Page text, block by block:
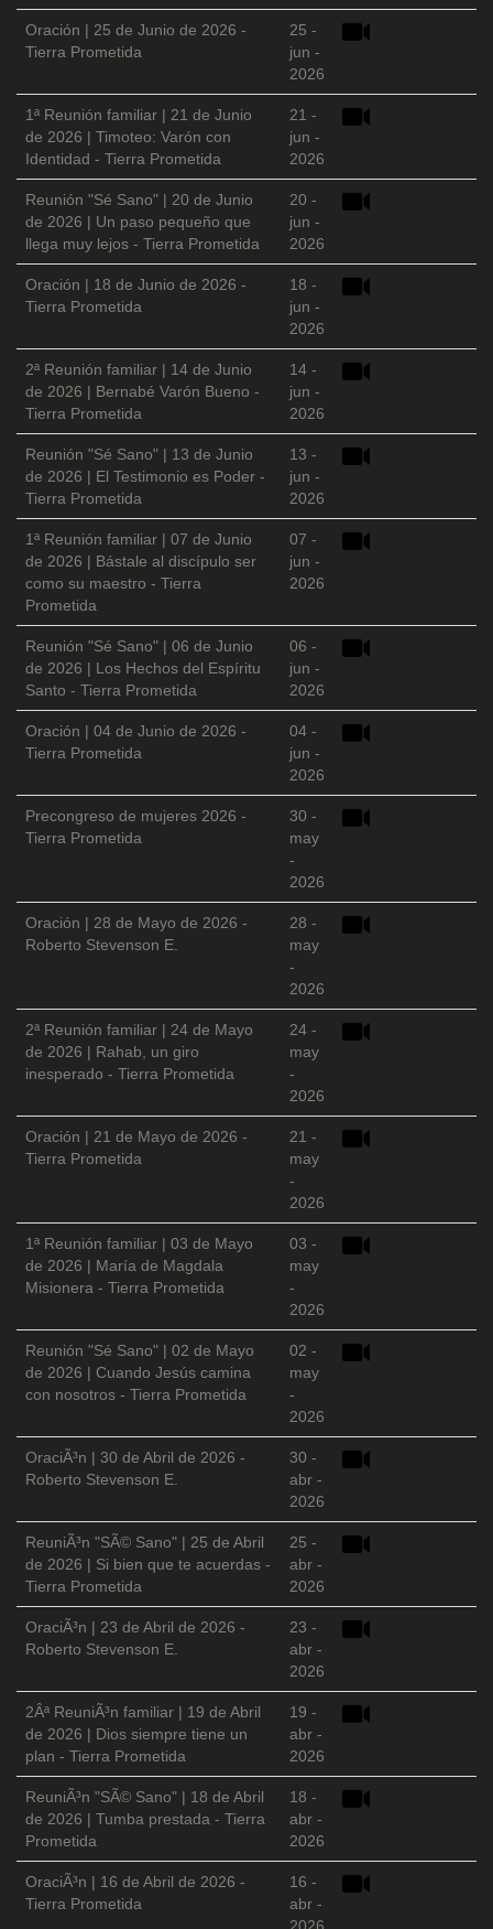
Oración | 25 de Junio de 2026 -
Tierra Prometida
25 -
jun -
2026
1ª Reunión familiar | 21 de Junio
de 2026 | Timoteo: Varón con
Identidad - Tierra Prometida
21 -
jun -
2026
Reunión "Sé Sano" | 20 de Junio
de 2026 | Un paso pequeño que
llega muy lejos - Tierra Prometida
20 -
jun -
2026
Oración | 18 de Junio de 2026 -
Tierra Prometida
18 -
jun -
2026
2ª Reunión familiar | 14 de Junio
de 2026 | Bernabé Varón Bueno -
Tierra Prometida
14 -
jun -
2026
Reunión "Sé Sano" | 13 de Junio
de 2026 | El Testimonio es Poder -
Tierra Prometida
13 -
jun -
2026
1ª Reunión familiar | 07 de Junio
de 2026 | Bástale al discípulo ser
como su maestro - Tierra
Prometida
07 -
jun -
2026
Reunión "Sé Sano" | 06 de Junio
de 2026 | Los Hechos del Espíritu
Santo - Tierra Prometida
06 -
jun -
2026
Oración | 04 de Junio de 2026 -
Tierra Prometida
04 -
jun -
2026
Precongreso de mujeres 2026 -
Tierra Prometida
30 -
may
-
2026
Oración | 28 de Mayo de 2026 -
Roberto Stevenson E.
28 -
may
-
2026
2ª Reunión familiar | 24 de Mayo
de 2026 | Rahab, un giro
inesperado - Tierra Prometida
24 -
may
-
2026
Oración | 21 de Mayo de 2026 -
Tierra Prometida
21 -
may
-
2026
1ª Reunión familiar | 03 de Mayo
de 2026 | María de Magdala
Misionera - Tierra Prometida
03 -
may
-
2026
Reunión "Sé Sano" | 02 de Mayo
de 2026 | Cuando Jesús camina
con nosotros - Tierra Prometida
02 -
may
-
2026
OraciÃ³n | 30 de Abril de 2026 -
Roberto Stevenson E.
30 -
abr -
2026
ReuniÃ³n "SÃ© Sano" | 25 de Abril
de 2026 | Si bien que te acuerdas -
Tierra Prometida
25 -
abr -
2026
OraciÃ³n | 23 de Abril de 2026 -
Roberto Stevenson E.
23 -
abr -
2026
2Âª ReuniÃ³n familiar | 19 de Abril
de 2026 | Dios siempre tiene un
plan - Tierra Prometida
19 -
abr -
2026
ReuniÃ³n "SÃ© Sano" | 18 de Abril
de 2026 | Tumba prestada - Tierra
Prometida
18 -
abr -
2026
OraciÃ³n | 16 de Abril de 2026 -
Tierra Prometida
16 -
abr -